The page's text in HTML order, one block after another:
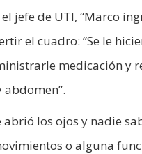
jefe de UTI, “Marco
el cuadro: “Se le
medicación y
los ojos y nadie
o alguna